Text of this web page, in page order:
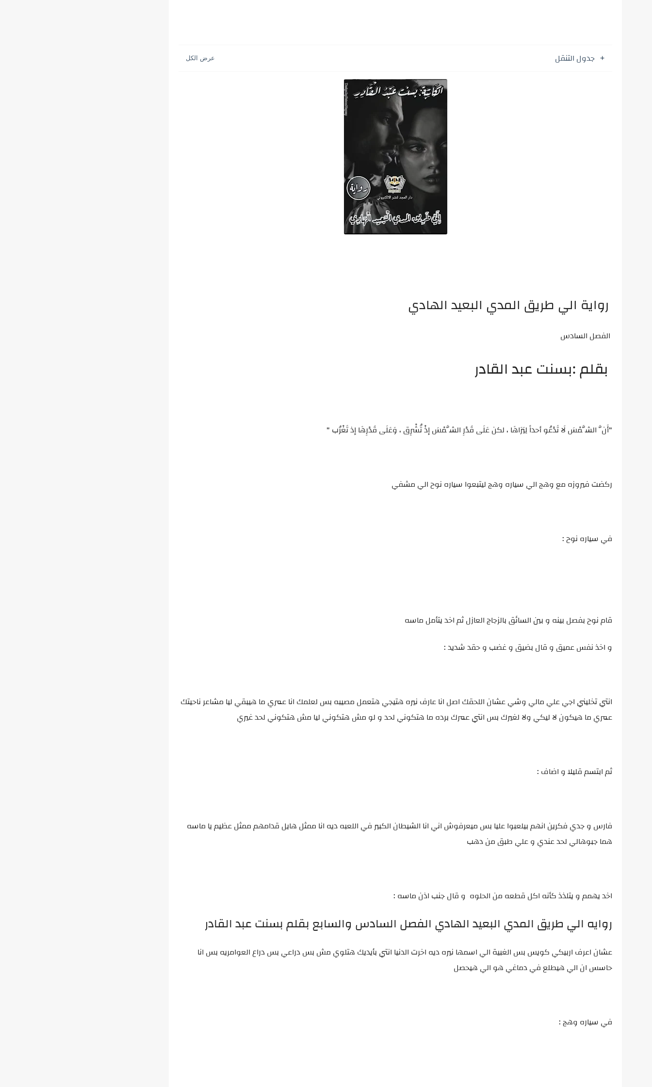
جدول التنقل
رواية الي طريق المدي البعيد الهادي
الفصل السادس
بقلم :بسنت عبد القادر
"أَنَّ الشَّمْسَ لَا تَدْعُو أحداً لِيَرَاهَا ، لكن عَلَى قَدْرِ الشَّمْسَ إذْ تُشْرِق ، وَعَلَى قَدْرِهَا إذ تَغْرُب "
ركضت فيروزه مع وهج الي سياره وهج ليتبعوا سياره نوح الي مشفي
في سياره نوح :
قام نوح بفصل بينه و بين السائق بالزجاج العازل ثم اخد يتأمل ماسه
و اخذ نفس عميق و قال بضيق و غضب و حقد شديد :
انتي تخليني اجي علي مالي وشي عشان اللحقك اصل انا عارف نيره هتيجي هتعمل مصيبه بس لعلمك انا عمري ما هيبقي ليا مشاعر ناحيتك
عمري ما هيكون لا ليكي ولا لغيرك بس انتي عمرك برده ما هتكوني لحد و لو مش هتكوني ليا مش هتكوني لحد غيري
ثم ابتسم قليلا و اضاف :
فارس و جدي فكرين انهم بيلعبوا عليا بس ميعرفوش اني انا الشيطان الكبير في اللعبه ديه انا ممثل هايل قدامهم ممثل عظيم يا ماسه
هما جبوهالي لحد عندي و علي طبق من دهب
اخد يهمم و يتلذذ كأنه اكل قطعه من الحلوه و قال جنب اذن ماسه :
روايه الي طريق المدي البعيد الهادي الفصل السادس والسابع بقلم بسنت عبد القادر
عشان اعرف اربيكي كويس بس الغبية الي اسمها نيره ديه اخرت الدنيا انتي بأيديك هتلوي مش بس دراعي بس دراع العوامريه بس انا
حاسس ان الي هيطلع في دماغي هو الي هيحصل
في سياره وهج :